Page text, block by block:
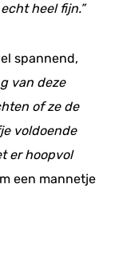
heel fijn.”
spannend,
van deze
of ze de
voldoende
er hoopvol
een mannetje